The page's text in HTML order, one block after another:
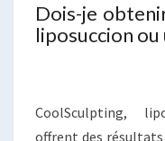
Dois-je
liposuccion
CoolSculpting,
offrent des résultats